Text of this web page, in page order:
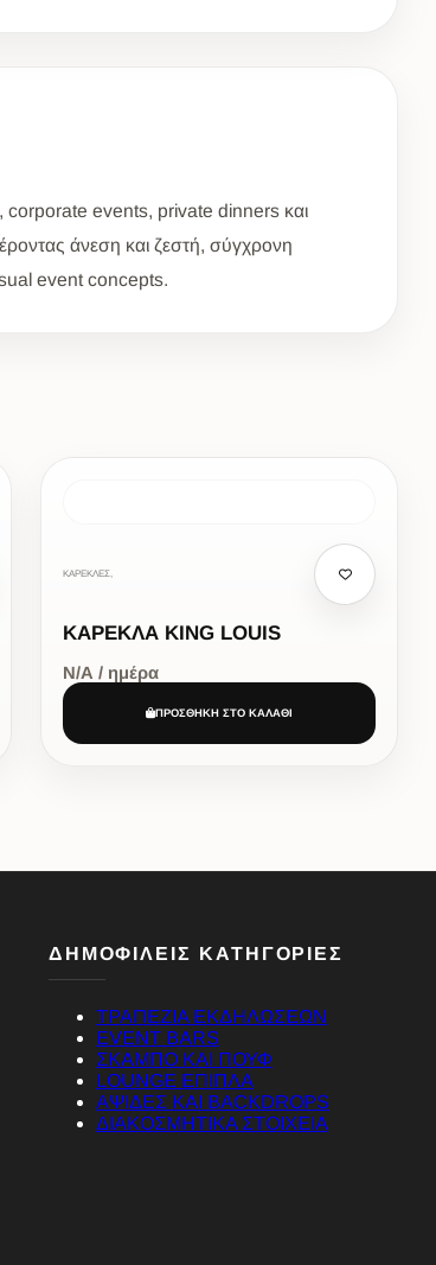
corporate events, private dinners και
άνεση και ζεστή, σύγχρονη
event concepts.
ΚΑΡΕΚΛΕΣ,
ΚΑΡΕΚΛΑ KING LOUIS
Ν/Α / ημέρα
ΠΡΟΣΘΗΚΗ ΣΤΟ ΚΑΛΑΘΙ
ΔΗΜΟΦΙΛΕΙΣ ΚΑΤΗΓΟΡΙΕΣ
ΤΡΑΠΕΖΙΑ ΕΚΔΗΛΩΣΕΩΝ
EVENT BARS
ΣΚΑΜΠΟ ΚΑΙ ΠΟΥΦ
LOUNGE ΕΠΙΠΛΑ
ΑΨΙΔΕΣ ΚΑΙ BACKDROPS
ΔΙΑΚΟΣΜΗΤΙΚΑ ΣΤΟΙΧΕΙΑ